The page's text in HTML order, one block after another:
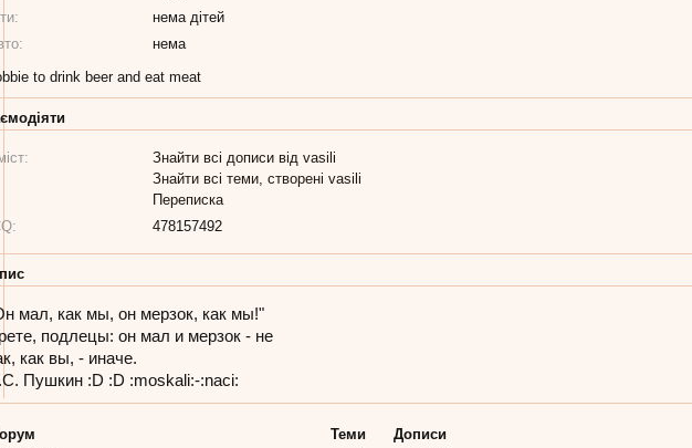
нема дітей
нема
to drink beer and eat meat
Знайти всі дописи від vasili
Знайти всі теми, створені vasili
Переписка
478157492
мал, как мы, он мерзок, как мы!"
подлецы: он мал и мерзок - не
как вы, - иначе.
Пушкин :D :D :moskali:-:naci:
Теми
Дописи